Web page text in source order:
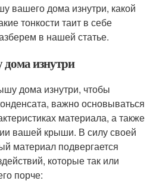
вашего дома изнутри, какой
тонкости таит в себе
в нашей статье.
изнутри
дома изнутри, чтобы
важно основываться
материала, а также
вашей крыши. В силу своей
материал подвергается
которые так или
порче: